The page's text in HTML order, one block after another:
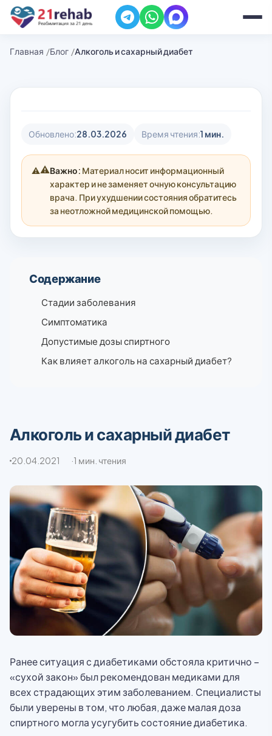
Главная Блог Алкоголь и сахарный диабет
Обновлено:28.03.2026 Время чтения:1 мин.
⚠️Важно: Материал носит информационный
характер и не заменяет очную консультацию
врача. При ухудшении состояния обратитесь
за неотложной медицинской помощью.
Содержание
Стадии заболевания
Симптоматика
Допустимые дозы спиртного
Как влияет алкоголь на сахарный диабет?
Алкоголь и сахарный диабет
20.04.2021 1 мин. чтения
Ранее ситуация с диабетиками обстояла критично –
«сухой закон» был рекомендован медиками для
всех страдающих этим заболеванием. Специалисты
были уверены в том, что любая, даже малая доза
спиртного могла усугубить состояние диабетика.